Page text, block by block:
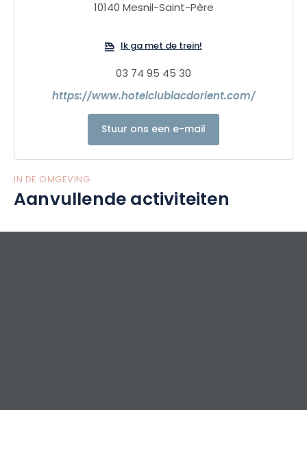
10140 Mesnil-Saint-Père
Ik ga met de trein!
03 74 95 45 30
https://www.hotelclublacdorient.com/
Stuur ons een e-mail
IN DE OMGEVING
Aanvullende activiteiten